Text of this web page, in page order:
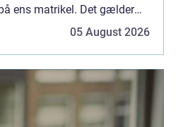
ens matrikel. Det gælder
sommerhus eller05 August 2026